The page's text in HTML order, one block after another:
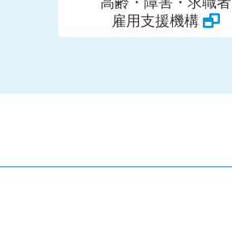
雇用支援機構